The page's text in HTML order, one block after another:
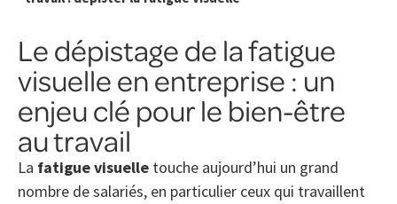
Le dépistage de la fatigue
visuelle en entreprise : un
enjeu clé pour le bien-être
au travail
La fatigue visuelle touche aujourd’hui un grand
nombre de salariés, en particulier ceux qui travaillent